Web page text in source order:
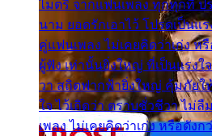
ไมตรี จากแฟนเพลง ทุกทุกที่
นาม ยอดรักเอาไว้ โปรดเป็นแ
คู่แฟนเพลง ไม่เคยคิดว่าเก่ง
ผู้ฟัง เท่านั้นยิ่งใหญ่ ที่เป็นแรงใ
วา สถิตฟากฟ้ายิ่งใหญ่ คุ้มภัยใ
ใจ ไว้เถิดว่า ตราบชั่วชีวา ไม่
เพลง ไม่เคยคิดว่าเก่ง หรือดัง